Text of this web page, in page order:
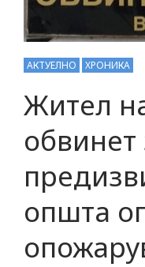
АКТУЕЛНО ХРОНИКА
Жител
обвинет
општа